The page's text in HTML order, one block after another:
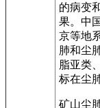
的病变
果。中
京等地
肺和尘
脂亚类
标在尘
矿山尘